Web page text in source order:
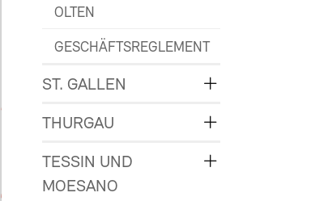
OLTEN
GESCHÄFTSREGLEMENT
ST. GALLEN
THURGAU
TESSIN UND
MOESANO